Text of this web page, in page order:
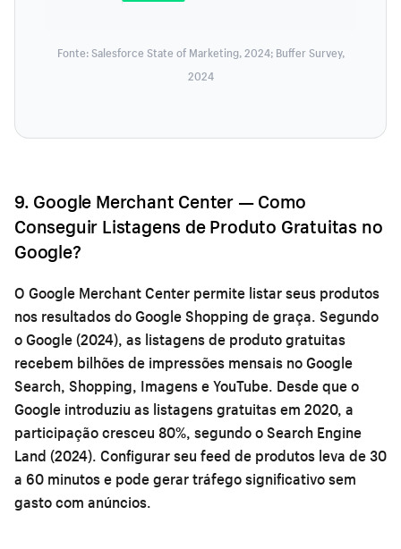
Fonte: Salesforce State of Marketing, 2024; Buffer Survey,
2024
9. Google Merchant Center — Como
Conseguir Listagens de Produto Gratuitas no
Google?
O Google Merchant Center permite listar seus produtos
nos resultados do Google Shopping de graça. Segundo
o Google (2024), as listagens de produto gratuitas
recebem bilhões de impressões mensais no Google
Search, Shopping, Imagens e YouTube. Desde que o
Google introduziu as listagens gratuitas em 2020, a
participação cresceu 80%, segundo o Search Engine
Land (2024). Configurar seu feed de produtos leva de 30
a 60 minutos e pode gerar tráfego significativo sem
gasto com anúncios.